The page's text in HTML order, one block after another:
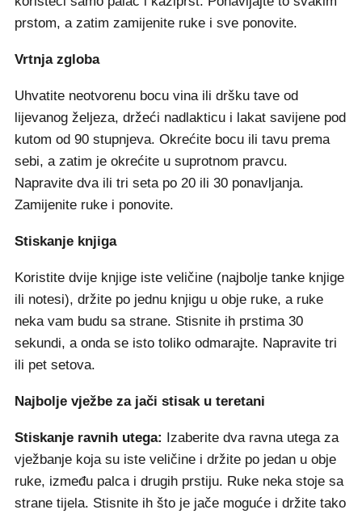
prstom, a zatim zamijenite ruke i sve ponovite.
Vrtnja zgloba
Uhvatite neotvorenu bocu vina ili dršku tave od
lijevanog željeza, držeći nadlakticu i lakat savijene pod
kutom od 90 stupnjeva. Okrećite bocu ili tavu prema
sebi, a zatim je okrećite u suprotnom pravcu.
Napravite dva ili tri seta po 20 ili 30 ponavljanja.
Zamijenite ruke i ponovite.
Stiskanje knjiga
Koristite dvije knjige iste veličine (najbolje tanke knjige
ili notesi), držite po jednu knjigu u obje ruke, a ruke
neka vam budu sa strane. Stisnite ih prstima 30
sekundi, a onda se isto toliko odmarajte. Napravite tri
ili pet setova.
Najbolje vježbe za jači stisak u teretani
Stiskanje ravnih utega: Izaberite dva ravna utega za
vježbanje koja su iste veličine i držite po jedan u obje
ruke, između palca i drugih prstiju. Ruke neka stoje sa
strane tijela. Stisnite ih što je jače moguće i držite tako